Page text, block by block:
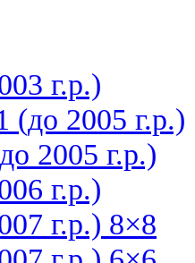
г.р.)
(до 2005 г.р.)
2005 г.р.)
г.р.)
г.р.) 8×8